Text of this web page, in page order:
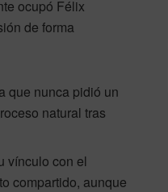
ocupó Félix
de forma
que nunca pidió un
natural tras
vínculo con el
compartido, aunque